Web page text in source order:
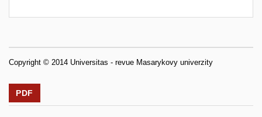
Copyright © 2014 Universitas - revue Masarykovy univerzity
PDF